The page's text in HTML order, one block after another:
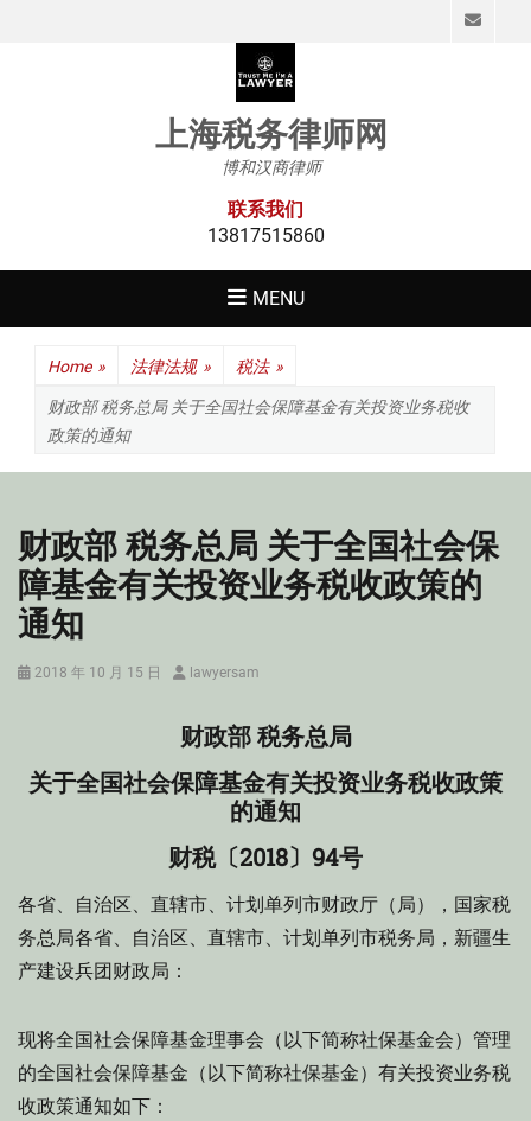
上海税务律师网
博和汉商律师
联系我们
13817515860
MENU
Home » 法律法规 » 税法 »
财政部 税务总局 关于全国社会保障基金有关投资业务税收
政策的通知
财政部 税务总局 关于全国社会保
障基金有关投资业务税收政策的
通知
Posted
2018 年 10 月 15 日 Authorlawyersam
财政部 税务总局
关于全国社会保障基金有关投资业务税收政策
的通知
财税〔2018〕94号
各省、自治区、直辖市、计划单列市财政厅（局），国家税
务总局各省、自治区、直辖市、计划单列市税务局，新疆生
产建设兵团财政局：
现将全国社会保障基金理事会（以下简称社保基金会）管理
的全国社会保障基金（以下简称社保基金）有关投资业务税
收政策通知如下：